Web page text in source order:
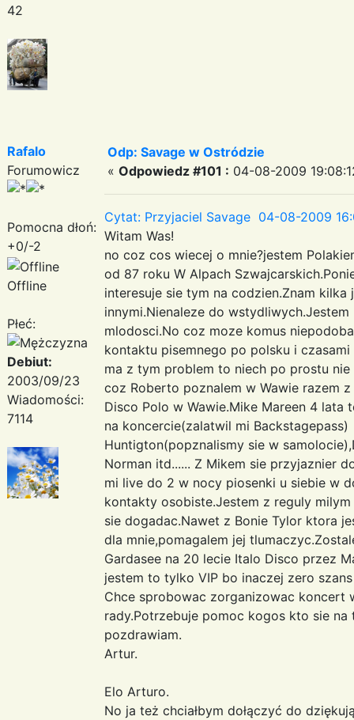
42
Rafalo
Forumowicz
Pomocna dłoń:
+0/-2
Offline
Płeć:
Debiut:
2003/09/23
Wiadomości:
7114
Odp: Savage w Ostródzie
« Odpowiedz #101 : 04-08-2009
Cytat: Przyjaciel Savage 04-08-2009
Witam Was!
no coz cos wiecej o mnie?jestem
od 87 roku W Alpach
interesuje sie tym na codzien.Znam
innymi.Nienaleze do
mlodosci.No coz moze komus
kontaktu pisemnego po polsku i
ma z tym problem to niech po prostu
coz Roberto poznalem w Wawie razem
Disco Polo w Wawie.Mike Mareen 4
na koncercie(zalatwil mi
Huntigton(popznalismy sie w
Norman itd...... Z Mikem sie przyjaznier
mi live do 2 w nocy piosenki u siebie w
kontakty osobiste.Jestem z reguly
sie dogadac.Nawet z Bonie Tylor ktora
dla mnie,pomagalem jej
Gardasee na 20 lecie Italo Disco przez
jestem to tylko VIP bo inaczej zero
Chce sprobowac zorganizowac koncert
rady.Potrzebuje pomoc kogos kto sie na
pozdrawiam.
Artur.
Elo Arturo.
No ja też chciałbym dołączyć do